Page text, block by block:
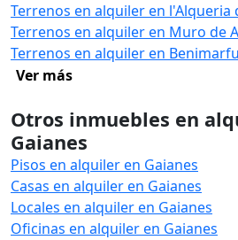
Terrenos en alquiler en l'Alqueria
Terrenos en alquiler en Muro de
Terrenos en alquiler en
Ver más
Otros inmuebles en
Gaianes
Pisos en alquiler en Gaianes
Casas en alquiler en Gaianes
Locales en alquiler en Gaianes
Oficinas en alquiler en Gaianes